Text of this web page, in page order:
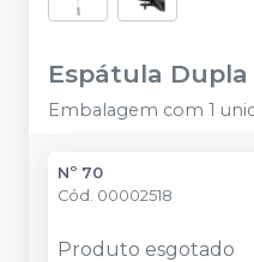
Espátula Dupla
Embalagem com 1
Nº 70
Cód. 00002518
Produto esgotado